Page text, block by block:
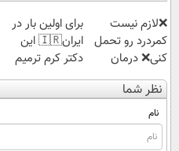
❌لازم نیست
کمردرد رو تحمل
کنی❌ درمان
بدون جراحی و
قرص
(پرسشنامه)
برای اولین بار در
ایران🇮🇷 این
دکتر کرم ترمیم
کننده 23 روزه
ساخت!
نظر شما
نام